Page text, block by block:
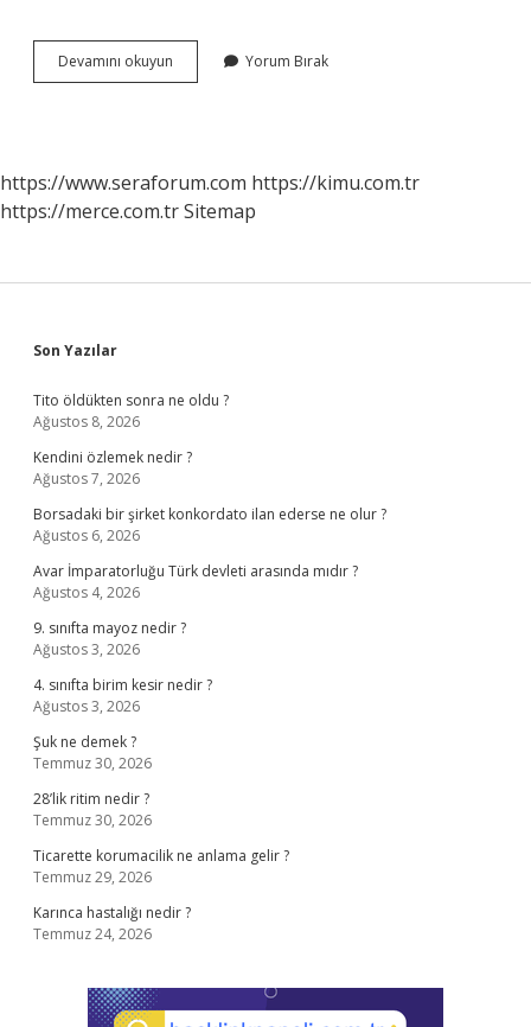
Devamını okuyun Bayraktar
Ne
Yorum Bırak
https://www.seraforum.com https://kimu.com.tr
https://merce.com.trSitemap
Sidebar
Son Yazılar
Tito öldükten sonra ne oldu ?
Ağustos 8, 2026
Kendini özlemek nedir ?
Ağustos 7, 2026
Borsadaki bir şirket konkordato ilan ederse ne olur ?
Ağustos 6, 2026
Avar İmparatorluğu Türk devleti arasında mıdır ?
Ağustos 4, 2026
9. sınıfta mayoz nedir ?
Ağustos 3, 2026
4. sınıfta birim kesir nedir ?
Ağustos 3, 2026
Şuk ne demek ?
Temmuz 30, 2026
28’lik ritim nedir ?
Temmuz 30, 2026
Ticarette korumacilik ne anlama gelir ?
Temmuz 29, 2026
Karınca hastalığı nedir ?
Temmuz 24, 2026